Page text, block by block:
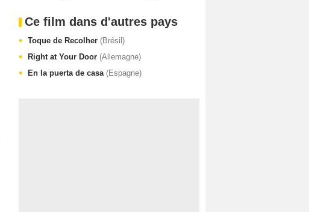
Ce film dans d'autres pays
Toque de Recolher (Brésil)
Right at Your Door (Allemagne)
En la puerta de casa (Espagne)